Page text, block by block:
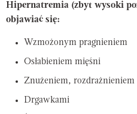
Hipernatremia (zbyt wysoki
objawiać się:
Wzmożonym pragnieniem
Osłabieniem mięśni
Znużeniem, rozdrażnieniem
Drgawkami